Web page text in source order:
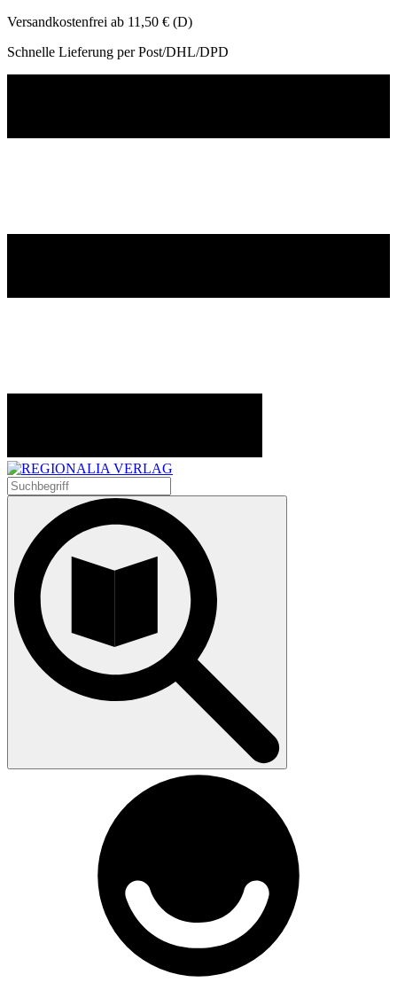
Versandkostenfrei ab 11,50 € (D)
Schnelle Lieferung per Post/DHL/DPD
Suchen
nach: